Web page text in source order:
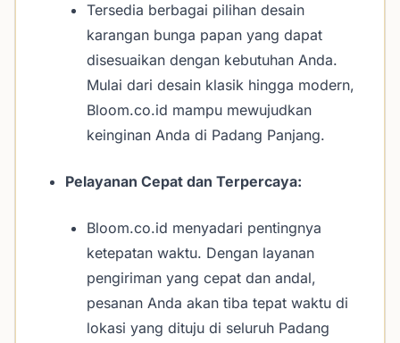
Tersedia berbagai pilihan desain
karangan bunga papan yang dapat
disesuaikan dengan kebutuhan Anda.
Mulai dari desain klasik hingga modern,
Bloom.co.id mampu mewujudkan
keinginan Anda di Padang Panjang.
Pelayanan Cepat dan Terpercaya:
Bloom.co.id menyadari pentingnya
ketepatan waktu. Dengan layanan
pengiriman yang cepat dan andal,
pesanan Anda akan tiba tepat waktu di
lokasi yang dituju di seluruh Padang